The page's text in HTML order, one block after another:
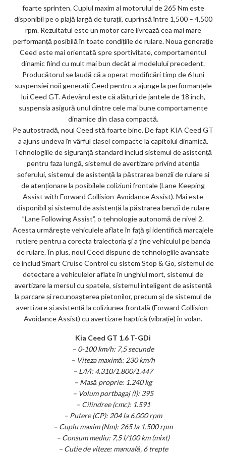
foarte sprinten. Cuplul maxim al motorului de 265 Nm este
disponibil pe o plajă largă de turații, cuprinsă între 1,500 – 4,500
rpm. Rezultatul este un motor care livrează cea mai mare
performanță posibilă în toate condițiile de rulare. Noua generație
Ceed este mai orientată spre sportivitate, comportamentul
dinamic fiind cu mult mai bun decât al modelului precedent.
Producătorul se laudă că a operat modificări timp de 6 luni
suspensiei noii generații Ceed pentru a ajunge la performanțele
lui Ceed GT. Adevărul este că alături de jantele de 18 inch,
suspensia asigură unul dintre cele mai bune comportamente
dinamice din clasa compactă.
Pe autostradă, noul Ceed stă foarte bine. De fapt KIA Ceed GT
a ajuns undeva în vârful clasei compacte la capitolul dinamică.
Tehnologiile de siguranță standard includ sistemul de asistență
pentru faza lungă, sistemul de avertizare privind atenția
șoferului, sistemul de asistență la păstrarea benzii de rulare și
de atenționare la posibilele coliziuni frontale (Lane Keeping
Assist with Forward Collision-Avoidance Assist). Mai este
disponibil și sistemul de asistență la păstrarea benzii de rulare
”Lane Following Assist”, o tehnologie autonomă de nivel 2.
Acesta urmărește vehiculele aflate în față și identifică marcajele
rutiere pentru a corecta traiectoria și a ține vehiculul pe banda
de rulare. În plus, noul Ceed dispune de tehnologiile avansate
ce includ Smart Cruise Control cu sistem Stop & Go, sistemul de
detectare a vehiculelor aflate în unghiul mort, sistemul de
avertizare la mersul cu spatele, sistemul inteligent de asistență
la parcare și recunoașterea pietonilor, precum și de sistemul de
avertizare și asistență la coliziunea frontală (Forward Collision-
Avoidance Assist) cu avertizare haptică (vibrație) în volan.
Kia Ceed GT 1.6 T-GDi
– 0-100 km/h: 7,5 secunde
– Viteza maximă: 230 km/h
– L/l/î: 4.310/1.800/1.447
– Masă proprie: 1.240 kg
– Volum portbagaj (l): 395
– Cilindree (cmc): 1.591
– Putere (CP): 204 la 6.000 rpm
– Cuplu maxim (Nm): 265 la 1.500 rpm
– Consum mediu: 7,5 l/100 km (mixt)
– Cutie de viteze: manuală, 6 trepte